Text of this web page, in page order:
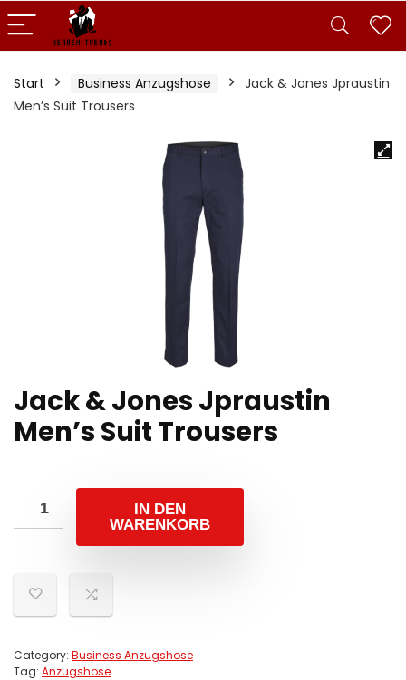
Start Business Anzugshose
Jack & Jones Jpraustin
Men’s Suit Trousers
Jack & Jones Jpraustin
Men’s Suit Trousers
IN DEN
WARENKORB
Category: Business Anzugshose
Tag: Anzugshose